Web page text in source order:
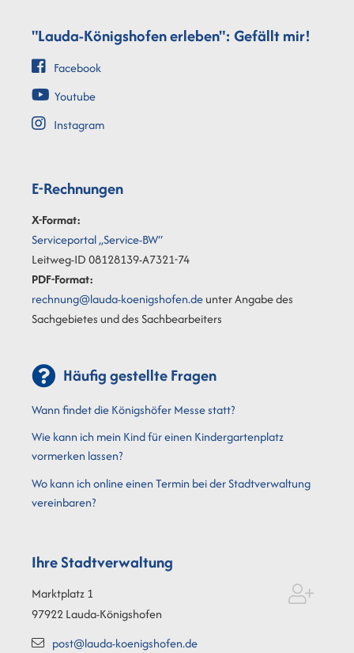
"Lauda-Königshofen erleben": Gefällt mir!
Facebook
Youtube
Instagram
E-Rechnungen
X-Format:
Serviceportal „Service-BW“
Leitweg-ID 08128139-A7321-74
PDF-Format:
rechnung@lauda-koenigshofen.deunter Angabe des
Sachgebietes und des Sachbearbeiters
Häufig gestellte Fragen
Wann findet die Königshöfer Messe statt?
Wie kann ich mein Kind für einen Kindergartenplatz
vormerken lassen?
Wo kann ich online einen Termin bei der Stadtverwaltung
vereinbaren?
Ihre Stadtverwaltung
Marktplatz 1
97922Lauda-Königshofen
post@lauda-koenigshofen.de